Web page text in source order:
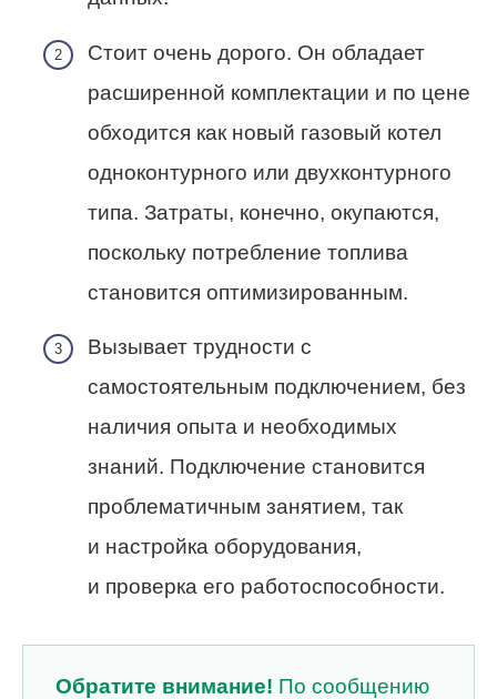
Стоит очень дорого. Он обладает
расширенной комплектации и по цене
обходится как новый газовый котел
одноконтурного или двухконтурного
типа. Затраты, конечно, окупаются,
поскольку потребление топлива
становится оптимизированным.
Вызывает трудности с
самостоятельным подключением, без
наличия опыта и необходимых
знаний. Подключение становится
проблематичным занятием, так
и настройка оборудования,
и проверка его работоспособности.
Обратите внимание! По сообщению